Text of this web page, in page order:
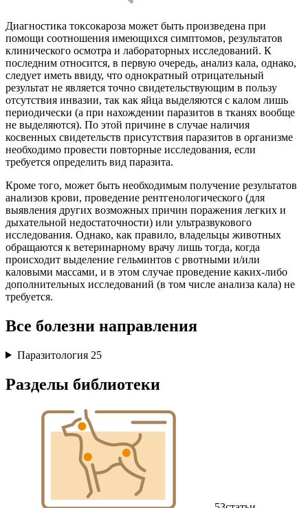
Диагностика токсокароза может быть произведена при
помощи соотношения имеющихся симптомов, результатов
клинического осмотра и лабораторных исследований. К
последним относится, в первую очередь, анализ кала, однако,
следует иметь ввиду, что однократный отрицательный
результат не является точно свидетельствующим в пользу
отсутствия инвазии, так как яйца выделяются с калом лишь
периодически (а при нахождении паразитов в тканях вообще
не выделяются). По этой причине в случае наличия
косвенных свидетельств присутствия паразитов в организме
необходимо провести повторные исследования, если
требуется определить вид паразита.
Кроме того, может быть необходимым получение результатов
анализов крови, проведение рентгенологического (для
выявления других возможных причин поражения легких и
дыхательной недостаточности) или ультразвукового
исследования. Однако, как правило, владельцы животных
обращаются к ветеринарному врачу лишь тогда, когда
происходит выделение гельминтов с рвотными и/или
каловыми массами, и в этом случае проведение каких-либо
дополнительных исследований (в том числе анализа кала) не
требуется.
Все болезни направления
Паразитология 25
Разделы библиотеки